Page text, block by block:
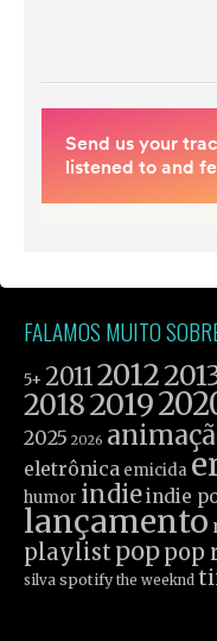
FALAMOS MUITO
5+ 20112012
20182019
2025 2026
eletrônica emicida
humor indieindie
lançamento
playlist poppop
silva spotify the weeknd